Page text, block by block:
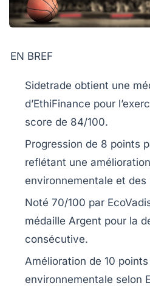
EN BREF
Sidetrade obtient une
d’EthiFinance pour
score de 84/100.
Progression de 8 points
reflétant une
environnementale et des
Noté 70/100 par
médaille Argent pour la
consécutive.
Amélioration de 10 points
environnementale selon